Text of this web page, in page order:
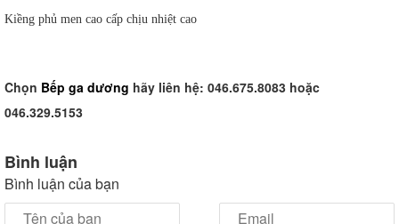
Kiềng phủ men cao cấp chịu nhiệt cao
Chọn Bếp ga dương hãy liên hệ: 046.675.8083 hoặc
046.329.5153
Bình luận
Bình luận của bạn